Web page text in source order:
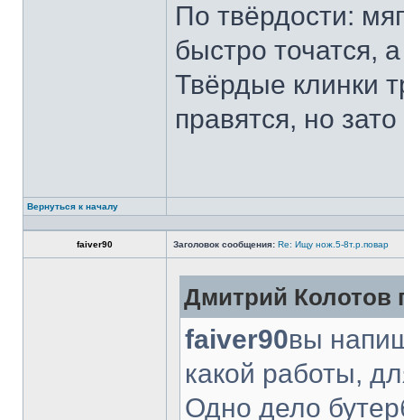
По твёрдости:
быстро точатся,
Твёрдые клинки
правятся, но
Вернуться к началу
faiver90 Заголовок сообщения: Re: Ищу нож.5-8т.р.повар
Дмитрий Колотов
faiver90вы
какой работы,
Одно дело